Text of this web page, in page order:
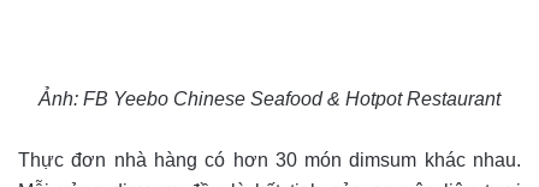
Ảnh: FB Yeebo Chinese Seafood & Hotpot Restaurant
Thực đơn nhà hàng có hơn 30 món dimsum khác nhau.